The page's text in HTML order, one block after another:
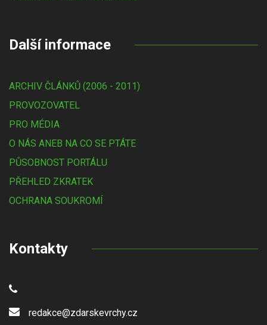
Další informace
ARCHIV ČLÁNKŮ (2006 - 2011)
PROVOZOVATEL
PRO MÉDIA
O NÁS ANEB NA CO SE PTÁTE
PŮSOBNOST PORTÁLU
PŘEHLED ZKRATEK
OCHRANA SOUKROMÍ
Kontakty
redakce@zdarskevrchy.cz